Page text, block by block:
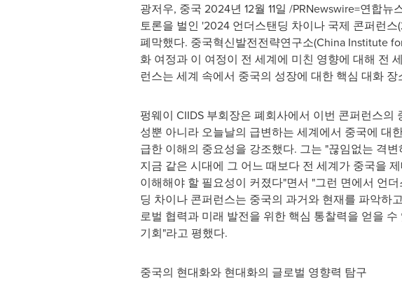
광저우, 중국 2024년 12월 11일 /PRNewswire=연합
토론을 벌인 '2024 언더스탠딩 차이나 국제 콘퍼런
폐막했다. 중국혁신발전전략연구소(China Institute
화 여정과 이 여정이 전 세계에 미친 영향에 대해 전
런스는 세계 속에서 중국의 성장에 대한 핵심 대화
펑웨이 CIIDS 부회장은 폐회사에서 이번 콘퍼런스의
성뿐 아니라 오늘날의 급변하는 세계에서 중국에 대
급한 이해의 중요성을 강조했다. 그는 "끊임없는 격변
지금 같은 시대에 그 어느 때보다 전 세계가 중국을
이해해야 할 필요성이 커졌다"면서 "그런 면에서 언더
딩 차이나 콘퍼런스는 중국의 과거와 현재를 파악하
로벌 협력과 미래 발전을 위한 핵심 통찰력을 얻을 수
기회"라고 평했다.
중국의 현대화와 현대화의 글로벌 영향력 탐구